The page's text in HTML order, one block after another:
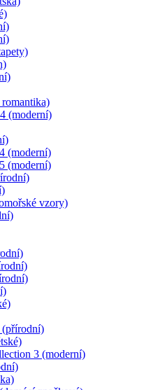
(moderní)
(moderní)
(moderní)
vzory)
3 (moderní)